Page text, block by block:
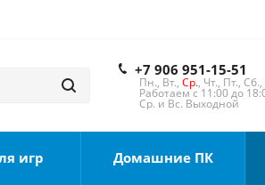
+7 906 951-15-51
Пн., Вт., Ср., Чт., Пт., Сб.,
Работаем с 11:00 до
Ср. и Вс. Выходной
игр Домашние ПК